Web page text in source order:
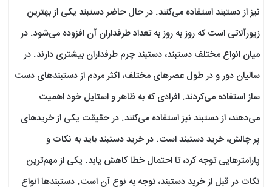
نیز از دستبند استفاده می‌کنند. در حال حاضر دستبند یکی از بهترین
زیورآلاتی است که روز به روز به تعداد طرفداران آن افزوده می‌شود. در
میان انواع مختلف دستبند، دستبند چرم طرفداران بیشتری دارند. در
سالیان دور و در طول عصر‌های مختلف، اکثر مردم از دستبند‌های دست
ساز استفاده می‌کردند. افرادی که به ظاهر و استایل خود اهمیت
می‌دهند، از دستبند نیز استفاده می‌کنند. در حقیقت یکی از خرید‌های
پر چالش، خرید دستبند است. در خرید دستبند باید به نکات و
پارامتر‌هایی توجه کرد، تا احتمال خطا کاهش یابد. یکی از مهم‌ترین
نکات در قبل از خرید دستبند، توجه به نوع آن است. دستبند‌ها انواع